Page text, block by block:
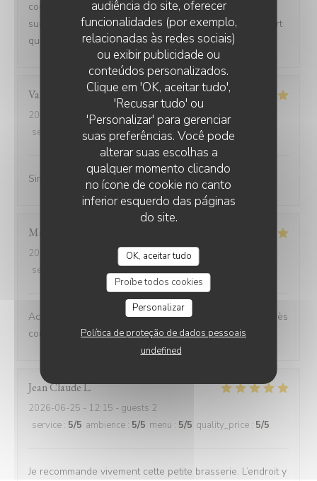
audiência do site, oferecer
funcionalidades (por exemplo,
relacionadas às redes sociais)
ou exibir publicidade ou
conteúdos personalizados.
Clique em 'OK, aceitar tudo',
'Recusar tudo' ou
'Personalizar' para gerenciar
suas preferências. Você pode
alterar suas escolhas a
qualquer momento clicando
no ícone de cookie no canto
inferior esquerdo das páginas
do site.
OK, aceitar tudo
Proíbe todos cookies
Personalizar
Política de proteção de dados pessoais
undefined
cocktails sont très bon la viande très tendre les sauces
succulentes et pour finir les desserts délicieux le rapport
qualité prix et très abordable.
Valérie
2026-07-08
- 12:15 - guests 2
service
ambience:5/5 menu 5/5 quality_price
Simplement parfait
Marianne
2026-06-26
- 12:30 - guests 6
service
ambience:5/5 menu:5/5 quality_price
Accueil chaleureux service au top rapport qualité prix très
correct
Jean ClaudeL
2026-06-25 - 12:15 - guests 2
service : 5/5 ambience : 5/5 menu : 5/5 quality_price : 5/5
Je recommande vivement cette petite brasserie. L’endroit y